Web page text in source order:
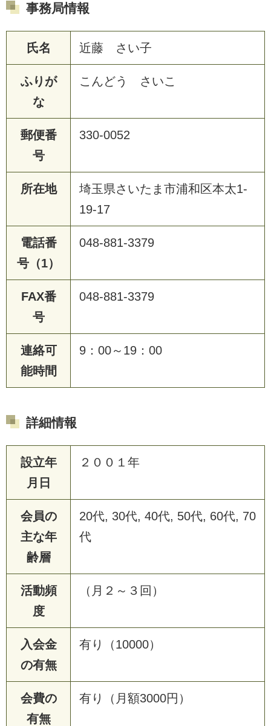
事務局情報
氏名 近藤 さい子
ふりが
な
こんどう さいこ
郵便番
号
330-0052
所在地
埼玉県さいたま市浦和区本太1-
19-17
電話番
号（1）
048-881-3379
FAX番
号
048-881-3379
連絡可
能時間
9：00～19：00
詳細情報
設立年
月日
２００１年
会員の
主な年
齢層
20代, 30代, 40代, 50代, 60代, 70
代
活動頻
度
（月２～３回）
入会金
の有無
有り（10000）
会費の
有無
有り（月額3000円）